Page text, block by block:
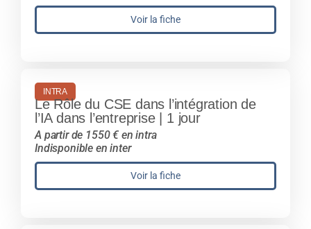
Voir la fiche
INTRA
Le Rôle du CSE dans l’intégration de
l’IA dans l’entreprise | 1 jour
A partir de 1550 € en intra
Indisponible en inter
Voir la fiche